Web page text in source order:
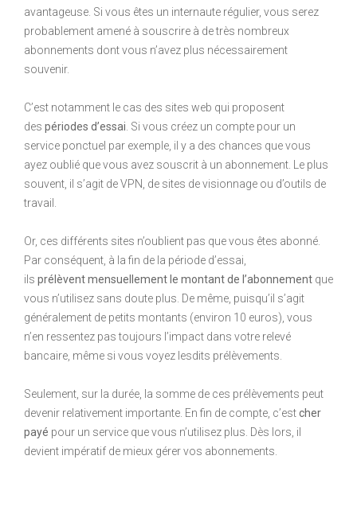
avantageuse. Si vous êtes un internaute régulier, vous serez
probablement amené à souscrire à de très nombreux
abonnements dont vous n’avez plus nécessairement
souvenir.
C’est notamment le cas des sites web qui proposent
des périodes d’essai . Si vous créez un compte pour un
service ponctuel par exemple, il y a des chances que vous
ayez oublié que vous avez souscrit à un abonnement. Le plus
souvent, il s’agit de VPN, de sites de visionnage ou d’outils de
travail.
Or, ces différents sites n’oublient pas que vous êtes abonné.
Par conséquent, à la fin de la période d’essai,
ils prélèventmensuellement le montant de l’abonnement que
vous n’utilisez sans doute plus. De même, puisqu’il s’agit
généralement de petits montants (environ 10 euros), vous
n’en ressentez pas toujours l’impact dans votre relevé
bancaire, même si vous voyez lesdits prélèvements.
Seulement, sur la durée, la somme de ces prélèvements peut
devenir relativement importante. En fin de compte, c’estcher
payé pour un service que vous n’utilisez plus. Dès lors, il
devient impératif de mieux gérer vos abonnements.